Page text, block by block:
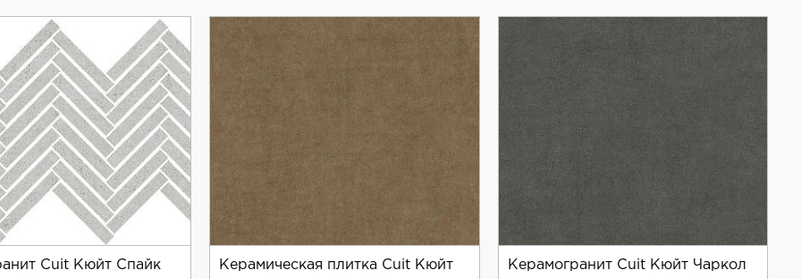
из Испании, который зарекомендовал себя на рынке благодаря высокому качеству своей
выбор цветов и фактур, позволяя реализовать любые дизайнерские решения.
и стильный выбор для создания уютного и безопасного интерьера.
Cuit Кюйт Спайк
Керамическая плитка Cuit Кюйт
Керамогранит Cuit Кюйт Чаркол